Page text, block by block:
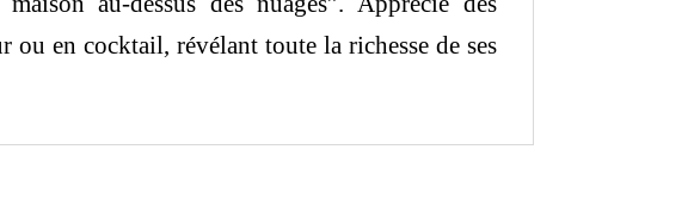
ou en cocktail, révélant toute la richesse de ses